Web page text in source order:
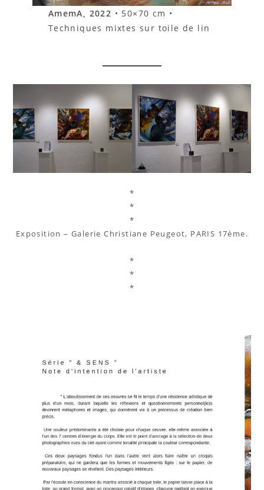
AmemA, 2022 • 50×70 cm •
Techniques mixtes sur toile de lin
*
*
*
Exposition – Galerie Christiane Peugeot, PARIS 17ème.
*
*
*